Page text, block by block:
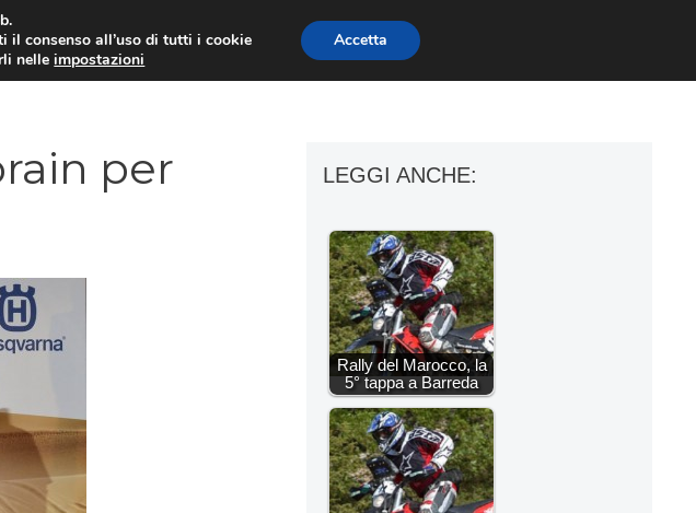
MOTO NEWS ACCESSORI MOTO MOTO GP
per
LEGGI ANCHE:
Rally del Marocco, la
5° tappa a Barreda
il consenso all’uso di tutti i cookie
nelleimpostazioni
Accetta